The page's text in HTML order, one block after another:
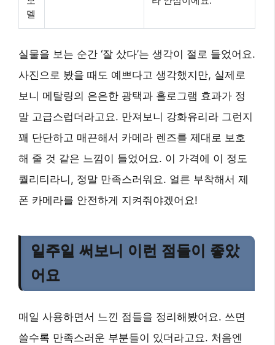
델
실물을 보는 순간 ‘잘 샀다’는 생각이 절로 들었어요.
사진으로 봤을 때도 예쁘다고 생각했지만, 실제로
보니 메탈링의 은은한 광택과 홀로그램 효과가 정
말 고급스럽더라고요. 만져보니 강화유리라 그런지
꽤 단단하고 매끈해서 카메라 렌즈를 제대로 보호
해 줄 것 같은 느낌이 들었어요. 이 가격에 이 정도
퀄리티라니, 정말 만족스러워요. 얼른 부착해서 제
폰 카메라를 안전하게 지켜줘야겠어요!
일주일 써보니 이런 점들이 좋았
어요
매일 사용하면서 느낀 점들을 정리해봤어요. 쓰면
쓸수록 만족스러운 부분들이 있더라고요. 처음엔